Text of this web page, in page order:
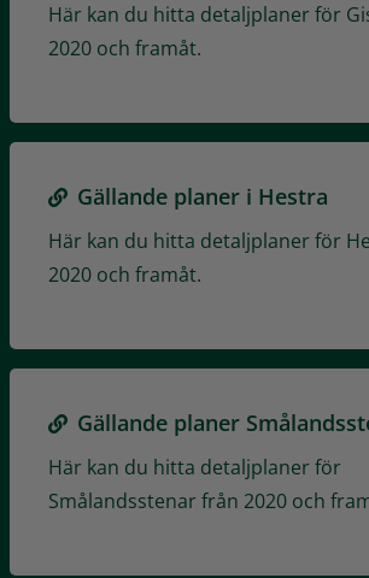
Här kan du hitta detaljplaner för
2020 och framåt.
Gällande planer i Hestra
Här kan du hitta detaljplaner för
2020 och framåt.
Gällande planer
Här kan du hitta detaljplaner för
Smålandsstenar från 2020 och